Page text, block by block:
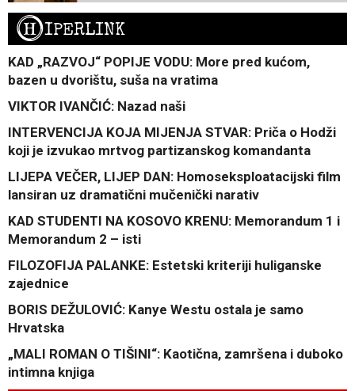
HIPERLINK
KAD „RAZVOJ“ POPIJE VODU: More pred kućom,
bazen u dvorištu, suša na vratima
VIKTOR IVANČIĆ: Nazad naši
INTERVENCIJA KOJA MIJENJA STVAR: Priča o Hodži
koji je izvukao mrtvog partizanskog komandanta
LIJEPA VEČER, LIJEP DAN: Homoseksploatacijski film
lansiran uz dramatični mučenički narativ
KAD STUDENTI NA KOSOVO KRENU: Memorandum 1 i
Memorandum 2 – isti
FILOZOFIJA PALANKE: Estetski kriteriji huliganske
zajednice
BORIS DEŽULOVIĆ: Kanye Westu ostala je samo
Hrvatska
„MALI ROMAN O TIŠINI“: Kaotična, zamršena i duboko
intimna knjiga